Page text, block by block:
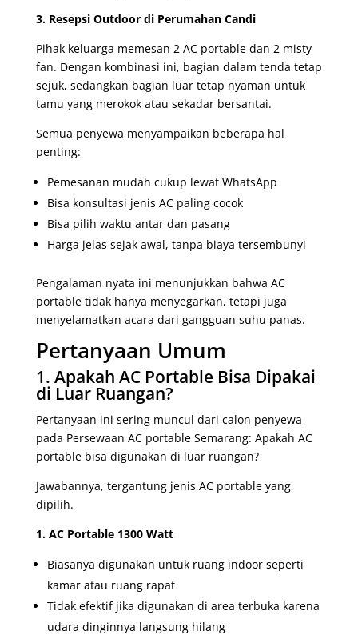
3. Resepsi Outdoor di Perumahan Candi
Pihak keluarga memesan 2 AC portable dan 2 misty
fan. Dengan kombinasi ini, bagian dalam tenda tetap
sejuk, sedangkan bagian luar tetap nyaman untuk
tamu yang merokok atau sekadar bersantai.
Semua penyewa menyampaikan beberapa hal
penting:
Pemesanan mudah cukup lewat WhatsApp
Bisa konsultasi jenis AC paling cocok
Bisa pilih waktu antar dan pasang
Harga jelas sejak awal, tanpa biaya tersembunyi
Pengalaman nyata ini menunjukkan bahwa AC
portable tidak hanya menyegarkan, tetapi juga
menyelamatkan acara dari gangguan suhu panas.
Pertanyaan Umum
1. Apakah AC Portable Bisa Dipakai
di Luar Ruangan?
Pertanyaan ini sering muncul dari calon penyewa
pada Persewaan AC portable Semarang: Apakah AC
portable bisa digunakan di luar ruangan?
Jawabannya, tergantung jenis AC portable yang
dipilih.
1. AC Portable 1300 Watt
Biasanya digunakan untuk ruang indoor seperti
kamar atau ruang rapat
Tidak efektif jika digunakan di area terbuka karena
udara dinginnya langsung hilang